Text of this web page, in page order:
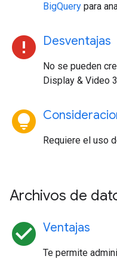
BigQuery para
error Desventajas
No se pueden
Display & Video
lightbulb_circle
Requiere el uso
Archivos de
check_circle Ventajas
Te permite